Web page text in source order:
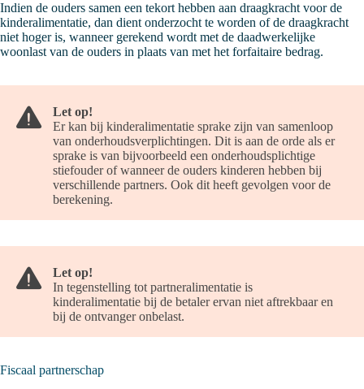
Indien de ouders samen een tekort hebben aan draagkracht voor de
kinderalimentatie, dan dient onderzocht te worden of de draagkracht
niet hoger is, wanneer gerekend wordt met de daadwerkelijke
woonlast van de ouders in plaats van met het forfaitaire bedrag.
Let op!
Er kan bij kinderalimentatie sprake zijn van samenloop
van onderhoudsverplichtingen. Dit is aan de orde als er
sprake is van bijvoorbeeld een onderhoudsplichtige
stiefouder of wanneer de ouders kinderen hebben bij
verschillende partners. Ook dit heeft gevolgen voor de
berekening.
Let op!
In tegenstelling tot partneralimentatie is
kinderalimentatie bij de betaler ervan niet aftrekbaar en
bij de ontvanger onbelast.
Fiscaal partnerschap